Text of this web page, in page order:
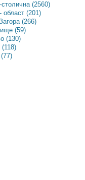
(2560)
(201)
(266)
(59)
(130)